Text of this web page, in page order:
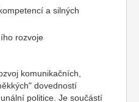
a silných
rozvoje
komunikačních,
dovedností
politice. Je součástí